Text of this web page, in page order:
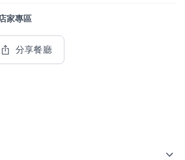
店家專區
分享餐廳